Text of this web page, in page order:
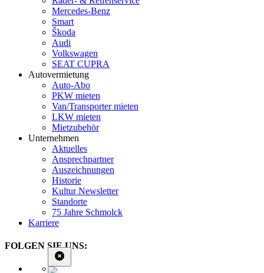
Mercedes-Benz
Smart
Škoda
Audi
Volkswagen
SEAT CUPRA
Autovermietung
Auto-Abo
PKW mieten
Van/Transporter mieten
LKW mieten
Mietzubehör
Unternehmen
Aktuelles
Ansprechpartner
Auszeichnungen
Historie
Kultur Newsletter
Standorte
75 Jahre Schmolck
Karriere
FOLGEN SIE UNS: